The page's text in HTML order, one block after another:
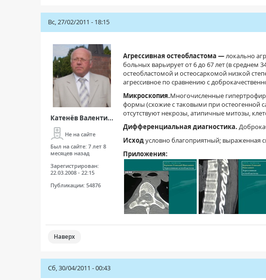
Вс, 27/02/2011 - 18:15
Катенёв Валенти...
Не на сайте
Был на сайте: 7 лет 8
месяцев назад
Зарегистрирован:
22.03.2008 - 22:15
Публикации: 54876
Агрессивная остеобластома —локально
больных варьирует от 6 до 67 лет (в
остеобластомой и остеосаркомой низкой
агрессивное по сравнению с
Микроскопия.Многочисленные
формы (схожие с таковыми при остеогенной
отсутствуют некрозы, атипичные митозы,
Дифференциальная диагностика.
Исходусловно благоприятный; выраженная
Приложения:
Наверх
Сб, 30/04/2011 - 00:43